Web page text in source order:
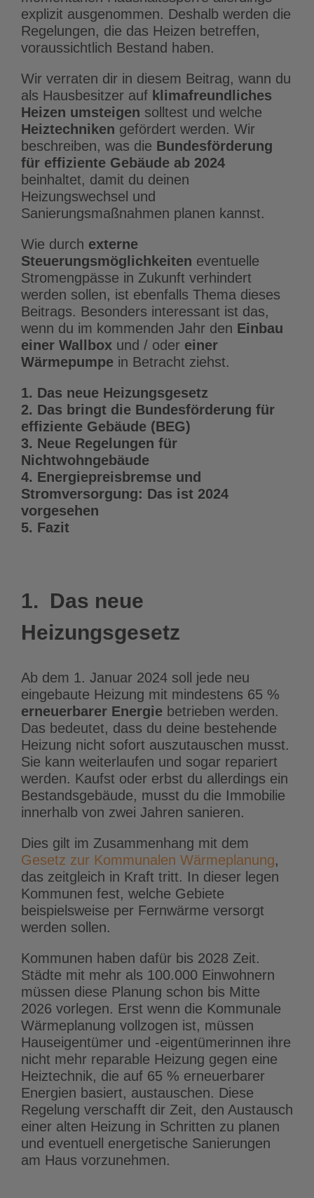
explizit ausgenommen. Deshalb werden die
Regelungen, die das Heizen betreffen,
voraussichtlich Bestand haben.
Wir verraten dir in diesem Beitrag, wann du
als Hausbesitzer auf klimafreundliches
Heizen umsteigen solltest und welche
Heiztechniken gefördert werden. Wir
beschreiben, was die Bundesförderung
für effiziente Gebäude ab 2024
beinhaltet, damit du deinen
Heizungswechsel und
Sanierungsmaßnahmen planen kannst.
Wie durch externe
Steuerungsmöglichkeiten eventuelle
Stromengpässe in Zukunft verhindert
werden sollen, ist ebenfalls Thema dieses
Beitrags. Besonders interessant ist das,
wenn du im kommenden Jahr den Einbau
einer Wallbox und / oder einer
Wärmepumpein Betracht ziehst.
1. Das neue Heizungsgesetz
2. Das bringt die Bundesförderung für
effiziente Gebäude (BEG)
3. Neue Regelungen für
Nichtwohngebäude
4. Energiepreisbremse und
Stromversorgung: Das ist 2024
vorgesehen
5. Fazit
1. Das neue
Heizungsgesetz
Ab dem 1. Januar 2024 soll jede neu
eingebaute Heizung mit mindestens 65 %
erneuerbarer Energiebetrieben werden.
Das bedeutet, dass du deine bestehende
Heizung nicht sofort auszutauschen musst.
Sie kann weiterlaufen und sogar repariert
werden. Kaufst oder erbst du allerdings ein
Bestandsgebäude, musst du die Immobilie
innerhalb von zwei Jahren sanieren.
Dies gilt im Zusammenhang mit dem
Gesetz zur Kommunalen Wärmeplanung,
das zeitgleich in Kraft tritt. In dieser legen
Kommunen fest, welche Gebiete
beispielsweise per Fernwärme versorgt
werden sollen.
Kommunen haben dafür bis 2028 Zeit.
Städte mit mehr als 100.000 Einwohnern
müssen diese Planung schon bis Mitte
2026 vorlegen. Erst wenn die Kommunale
Wärmeplanung vollzogen ist, müssen
Hauseigentümer und -eigentümerinnen ihre
nicht mehr reparable Heizung gegen eine
Heiztechnik, die auf 65 % erneuerbarer
Energien basiert, austauschen. Diese
Regelung verschafft dir Zeit, den Austausch
einer alten Heizung in Schritten zu planen
und eventuell energetische Sanierungen
am Haus vorzunehmen.